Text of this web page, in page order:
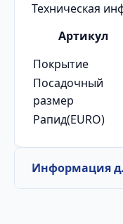
Техническая
Артикул
Покрытие
Посадочный
размер
Рапид(EURO)
Информация